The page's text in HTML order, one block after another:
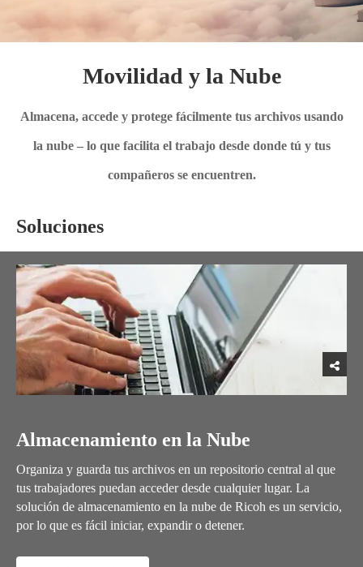
Movilidad y la Nube
Almacena, accede y protege fácilmente tus archivos usando
la nube – lo que facilita el trabajo desde donde tú y tus
compañeros se encuentren.
Soluciones
Almacenamiento en la Nube
Organiza y guarda tus archivos en un repositorio central al que
tus trabajadores puedan acceder desde cualquier lugar. La
solución de almacenamiento en la nube de Ricoh es un servicio,
por lo que es fácil iniciar, expandir o detener.